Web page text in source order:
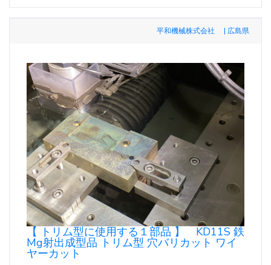
平和機械株式会社 | 広島県
【 トリム型に使用する１部品 】 KD11S 鉄
Mg射出成型品 トリム型 穴バリカット ワイ
ヤーカット